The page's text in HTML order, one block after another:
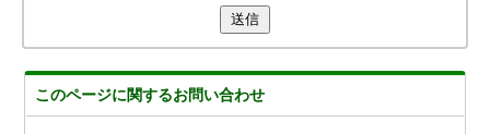
送信
このページに関するお問い合わせ